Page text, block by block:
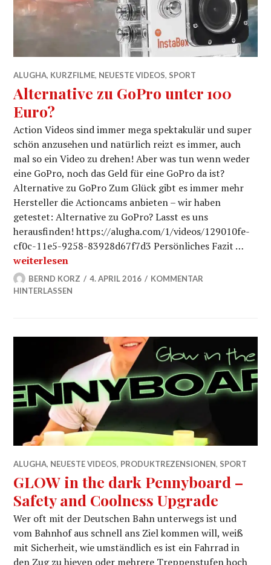
ALUGHA, KURZFILME, NEUESTE VIDEOS, SPORT
Alternative zu GoPro unter 100
Euro?
Action Videos sind immer mega spektakulär und super
schön anzusehen und natürlich reizt es immer, auch
mal so ein Video zu drehen! Aber was tun wenn weder
eine GoPro, noch das Geld für eine GoPro da ist?
Alternative zu GoPro Zum Glück gibt es immer mehr
Hersteller die Actioncams anbieten – wir haben
getestet: Alternative zu GoPro? Lasst es uns
herausfinden! https://alugha.com/1/videos/129010fe-
cf0c-11e5-9258-83928d67f7d3 Persönliches Fazit …
Alternative zu GoPro unter 100 Euro?
weiterlesen
BERND KORZ 4. APRIL 2016
KOMMENTAR
HINTERLASSEN
ALUGHA, NEUESTE VIDEOS, PRODUKTREZENSIONEN, SPORT
GLOW in the dark Pennyboard –
Safety and Coolness Upgrade
Wer oft mit der Deutschen Bahn unterwegs ist und
vom Bahnhof aus schnell ans Ziel kommen will, weiß
mit Sicherheit, wie umständlich es ist ein Fahrrad in
den Zug zu hieven oder mehrere Treppenstufen hoch